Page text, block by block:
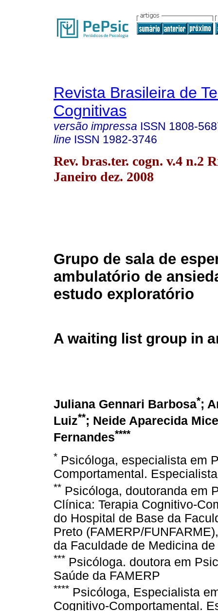
Revista Brasileira de
Cognitivas
versão impressa ISSN 1808-
line ISSN 1982-3746
Rev. bras.ter. cogn. v.4 n.2
Janeiro dez. 2008
Grupo de sala de
ambulatório de
estudo exploratório
A waiting list group in
Juliana Gennari Barbosa*;
Luiz**; Neide Aparecida
Fernandes****
* Psicóloga, especialista em
Comportamental.
** Psicóloga, doutoranda em
Clínica: Terapia Cognitivo-
do Hospital de Base da
Preto (FAMERP/
da Faculdade de Medicina
*** Psicóloga. doutora em
Saúde da FAMERP
**** Psicóloga, Especialista
Cognitivo-Comportamental.